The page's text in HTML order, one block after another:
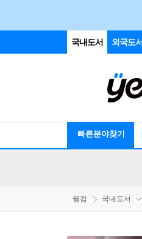
국내도서 외국도서
빠른분야찾기
웰컴 국내도서